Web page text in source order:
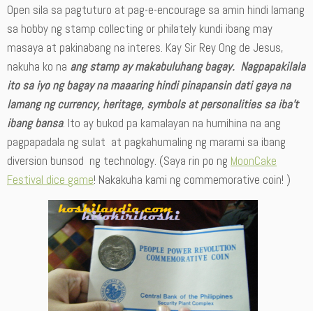
Open sila sa pagtuturo at pag-e-encourage sa amin hindi lamang
sa hobby ng stamp collecting or philately kundi ibang may
masaya at pakinabang na interes. Kay Sir Rey Ong de Jesus,
nakuha ko na ang stamp ay makabuluhang bagay. Nagpapakilala
ito sa iyo ng bagay na maaaring hindi pinapansin dati gaya na
lamang ng currency, heritage, symbols at personalities sa iba’t
ibang bansa. Ito ay bukod pa kamalayan na humihina na ang
pagpapadala ng sulat at pagkahumaling ng marami sa ibang
diversion bunsod ng technology. (Saya rin po ng MoonCake
Festival dice game! Nakakuha kami ng commemorative coin! )